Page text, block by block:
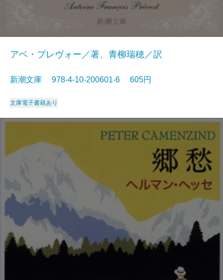
アベ・プレヴォー／著、青柳瑞穂／訳
新潮文庫 978-4-10-200601-6 605円
文庫電子書籍あり